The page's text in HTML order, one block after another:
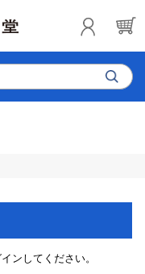
ンしてください。